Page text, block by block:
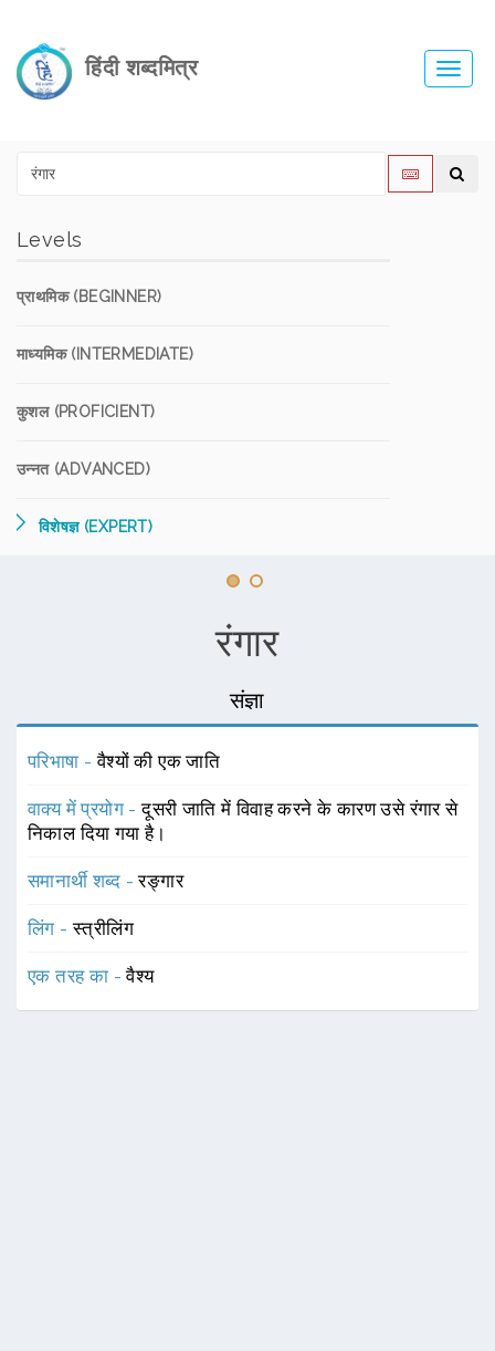
हिंदी शब्दमित्र
Levels
प्राथमिक (BEGINNER)
माध्यमिक (INTERMEDIATE)
कुशल (PROFICIENT)
उन्नत (ADVANCED)
विशेषज्ञ (EXPERT)
रंगार
संज्ञा
परिभाषा -वैश्यों की एक जाति
वाक्य में प्रयोग -दूसरी जाति में विवाह करने के कारण उसे रंगार से
निकाल दिया गया है।
समानार्थी शब्द -रङ्गार
लिंग -स्त्रीलिंग
एक तरह का -वैश्य